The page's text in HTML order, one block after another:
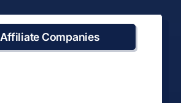
Affiliate Companies